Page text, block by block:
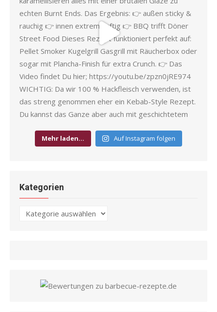
Mehr laden… Auf Instagram folgen
Kategorien
Kategorien